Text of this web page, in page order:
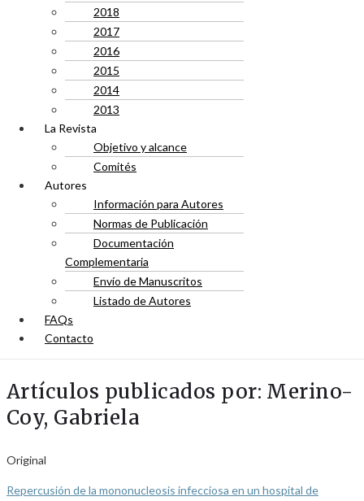
2018
2017
2016
2015
2014
2013
La Revista
Objetivo y alcance
Comités
Autores
Información para Autores
Normas de Publicación
Documentación
Complementaria
Envío de Manuscritos
Listado de Autores
FAQs
Contacto
Artículos publicados por: Merino-
Coy, Gabriela
Original
Repercusión de la mononucleosis infecciosa en un hospital de